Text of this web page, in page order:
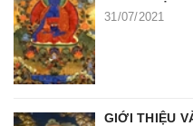
31/07/2021
GIỚI THIỆU